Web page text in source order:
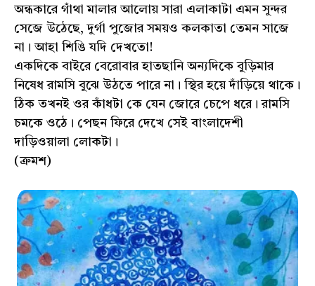
অন্ধকারে গাঁথা মালার আলোয় সারা এলাকাটা এমন সুন্দর
সেজে উঠেছে, দুর্গা পুজোর সময়ও কলকাতা তেমন সাজে
না। আহা শিঙি যদি দেখতো!
একদিকে বাইরে বেরোবার হাতছানি অন্যদিকে বুড়িমার
নিষেধ রামসি বুঝে উঠতে পারে না। স্থির হয়ে দাঁড়িয়ে থাকে।
ঠিক তখনই ওর কাঁধটা কে যেন জোরে চেপে ধরে। রামসি
চমকে ওঠে। পেছন ফিরে দেখে সেই বাংলাদেশী
দাড়িওয়ালা লোকটা।
(ক্রমশ)